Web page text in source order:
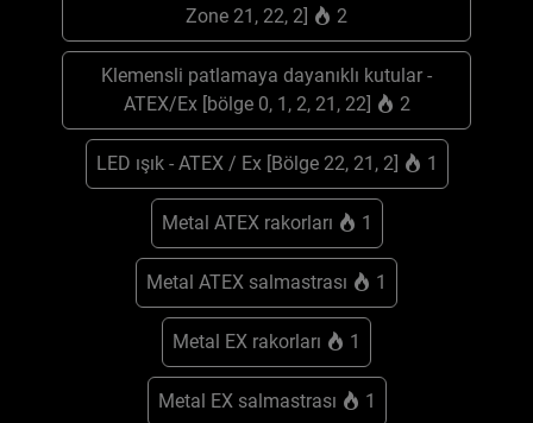
Zone 21, 22, 2]
2
Klemensli patlamaya dayanıklı kutular -
ATEX/Ex [bölge 0, 1, 2, 21, 22]
2
LED ışık - ATEX / Ex [Bölge 22, 21, 2] 1
Metal ATEX rakorları 1
Metal ATEX salmastrası 1
Metal EX rakorları 1
Metal EX salmastrası 1